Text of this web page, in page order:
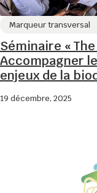
Marqueur transversal
Séminaire «
Accompagner
enjeux de la
19 décembre, 2025